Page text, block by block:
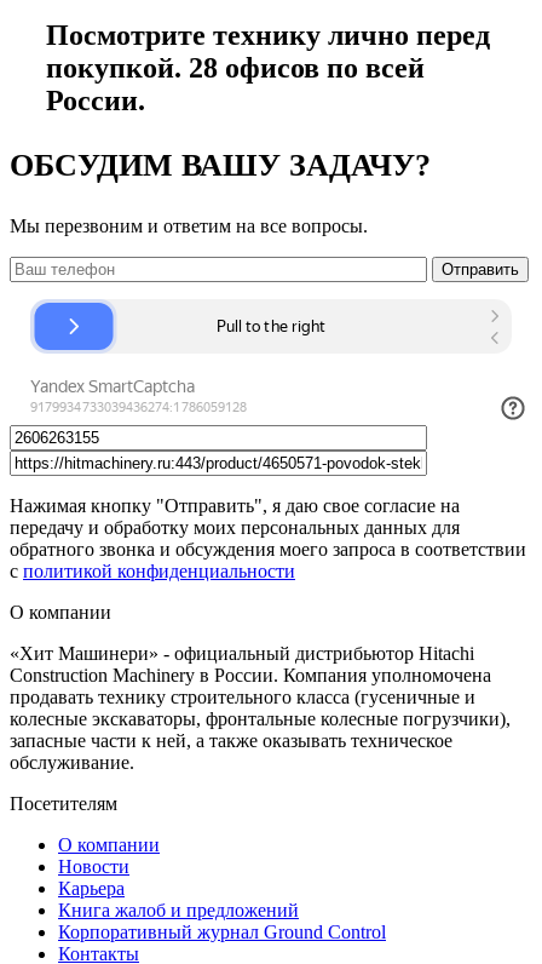
Посмотрите технику лично перед
покупкой. 28 офисов по всей
России.
ОБСУДИМ ВАШУ ЗАДАЧУ?
Мы перезвоним и ответим на все вопросы.
Нажимая кнопку "Отправить", я даю свое согласие на
передачу и обработку моих персональных данных для
обратного звонка и обсуждения моего запроса в соответствии
с политикой конфиденциальности
О компании
«Хит Машинери» - официальный дистрибьютор Hitachi
Construction Machinery в России. Компания уполномочена
продавать технику строительного класса (гусеничные и
колесные экскаваторы, фронтальные колесные погрузчики),
запасные части к ней, а также оказывать техническое
обслуживание.
Посетителям
О компании
Новости
Карьера
Книга жалоб и предложений
Корпоративный журнал Ground Control
Контакты